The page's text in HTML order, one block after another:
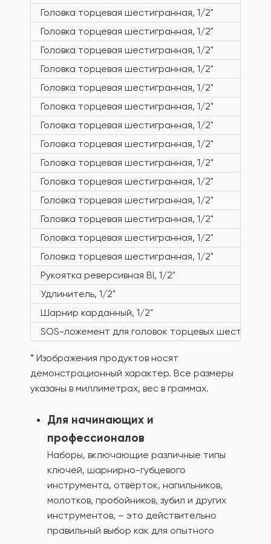
Головка торцевая шестигранная, 1/2"
Головка торцевая шестигранная, 1/2"
Головка торцевая шестигранная, 1/2"
Головка торцевая шестигранная, 1/2"
Головка торцевая шестигранная, 1/2"
Головка торцевая шестигранная, 1/2"
Головка торцевая шестигранная, 1/2"
Головка торцевая шестигранная, 1/2"
Головка торцевая шестигранная, 1/2"
Головка торцевая шестигранная, 1/2"
Головка торцевая шестигранная, 1/2"
Головка торцевая шестигранная, 1/2"
Головка торцевая шестигранная, 1/2"
Головка торцевая шестигранная, 1/2"
Рукоятка реверсивная BI, 1/2"
Удлинитель, 1/2"
Шарнир карданный, 1/2"
SOS-ложемент для головок торцевых
* Изображения продуктов носят
демонстрационный характер. Все размеры
указаны в миллиметрах, вес в граммах.
Для начинающих и
профессионалов
Наборы, включающие различные типы
ключей, шарнирно-губцевого
инструмента, отвёрток, напильников,
молотков, пробойников, зубил и других
инструментов, – это действительно
правильный выбор как для опытного